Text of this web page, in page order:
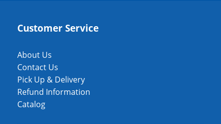
Customer Service
About Us
Contact Us
Pick Up & Delivery
Refund Information
Catalog